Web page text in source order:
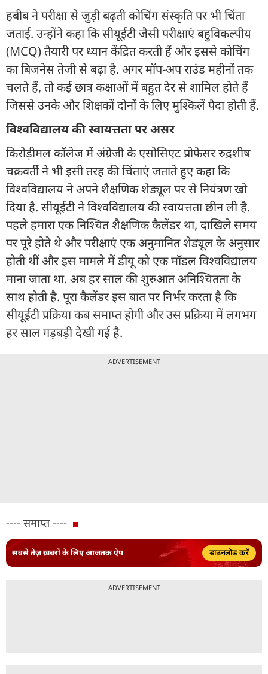
हबीब ने परीक्षा से जुड़ी बढ़ती कोचिंग संस्कृति पर भी चिंता
जताई. उन्होंने कहा कि सीयूईटी जैसी परीक्षाएं बहुविकल्पीय
(MCQ) तैयारी पर ध्यान केंद्रित करती हैं और इससे कोचिंग
का बिजनेस तेजी से बढ़ा है. अगर मॉप-अप राउंड महीनों तक
चलते हैं, तो कई छात्र कक्षाओं में बहुत देर से शामिल होते हैं
जिससे उनके और शिक्षकों दोनों के लिए मुश्किलें पैदा होती हैं.
विश्वविद्यालय की स्वायत्तता पर असर
किरोड़ीमल कॉलेज में अंग्रेजी के एसोसिएट प्रोफेसर रुद्रशीष
चक्रवर्ती ने भी इसी तरह की चिंताएं जताते हुए कहा कि
विश्वविद्यालय ने अपने शैक्षणिक शेड्यूल पर से नियंत्रण खो
दिया है. सीयूईटी ने विश्वविद्यालय की स्वायत्तता छीन ली है.
पहले हमारा एक निश्चित शैक्षणिक कैलेंडर था, दाखिले समय
पर पूरे होते थे और परीक्षाएं एक अनुमानित शेड्यूल के अनुसार
होती थीं और इस मामले में डीयू को एक मॉडल विश्वविद्यालय
माना जाता था. अब हर साल की शुरुआत अनिश्चितता के
साथ होती है. पूरा कैलेंडर इस बात पर निर्भर करता है कि
सीयूईटी प्रक्रिया कब समाप्त होगी और उस प्रक्रिया में लगभग
हर साल गड़बड़ी देखी गई है.
ADVERTISEMENT
---- समाप्त ----
सबसे तेज़ ख़बरों के लिए आजतक ऐप डाउनलोड करें
ADVERTISEMENT